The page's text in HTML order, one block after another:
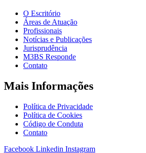
O Escritório
Áreas de Atuação
Profissionais
Notícias e Publicações
Jurisprudência
M3BS Responde
Contato
Mais Informações
Política de Privacidade
Política de Cookies
Código de Conduta
Contato
Facebook Linkedin Instagram